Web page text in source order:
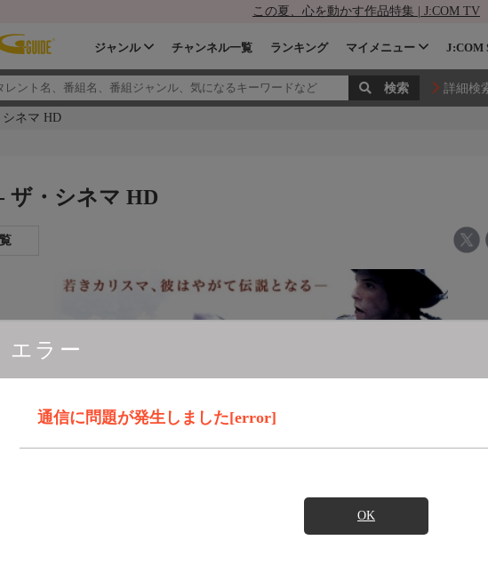
この夏、心を動かす作品特集 | J:COM TV
ジャンル チャンネル一覧 ランキング マイメニュー J:COM
詳細検
ネマ HD
エラー
通信に問題が発生しました[error]
OK
ザ・シネマ HD